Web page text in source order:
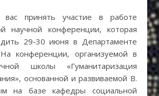
научной конференции, которая
29-30 июня в Департаменте
конференции, организуемой в
школы «Гуманитаризация
основанной и развиваемой В.
на базе кафедры социальной